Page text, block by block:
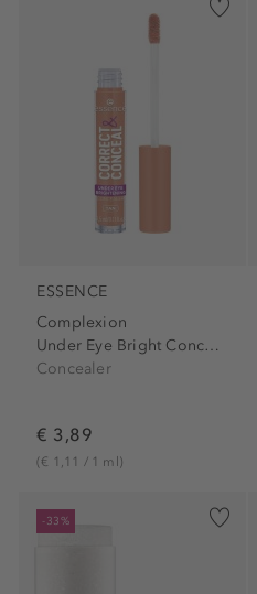
ESSENCE
Complexion
Under Eye Bright Concealer
Concealer
€ 3,89
(€ 1,11 / 1 ml)
-33%